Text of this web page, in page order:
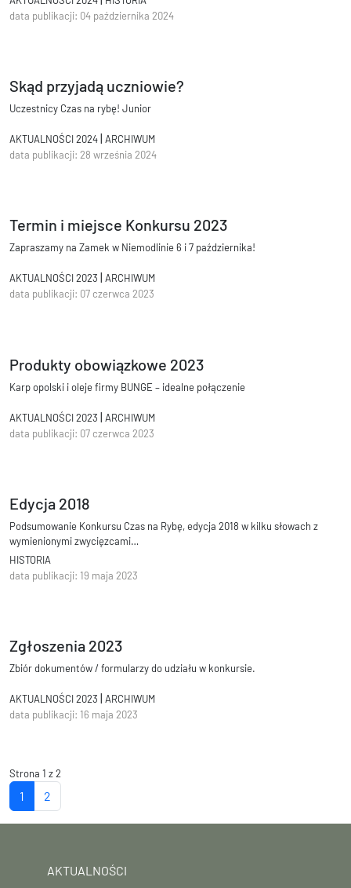
data publikacji: 04 października 2024
Skąd przyjadą uczniowie?
Uczestnicy Czas na rybę! Junior
AKTUALNOŚCI 2024| ARCHIWUM
data publikacji: 28 września 2024
Termin i miejsce Konkursu 2023
Zapraszamy na Zamek w Niemodlinie 6 i 7 października!
AKTUALNOŚCI 2023 | ARCHIWUM
data publikacji: 07 czerwca 2023
Produkty obowiązkowe 2023
Karp opolski i oleje firmy BUNGE – idealne połączenie
AKTUALNOŚCI 2023 | ARCHIWUM
data publikacji: 07 czerwca 2023
Edycja 2018
Podsumowanie Konkursu Czas na Rybę, edycja 2018 w kilku słowach z
wymienionymi zwycięzcami…
HISTORIA
data publikacji: 19 maja 2023
Zgłoszenia 2023
Zbiór dokumentów / formularzy do udziału w konkursie.
AKTUALNOŚCI 2023 | ARCHIWUM
data publikacji: 16 maja 2023
Strona 1 z 2
1 2
AKTUALNOŚCI